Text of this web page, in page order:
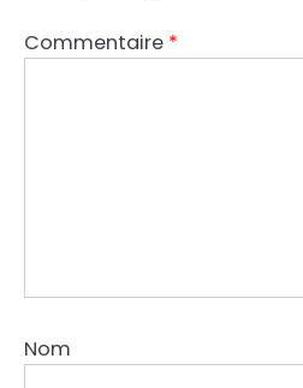
Commentaire *
Nom